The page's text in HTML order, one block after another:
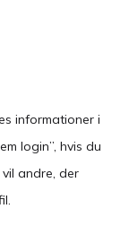
informationer i
login”, hvis du
andre, der